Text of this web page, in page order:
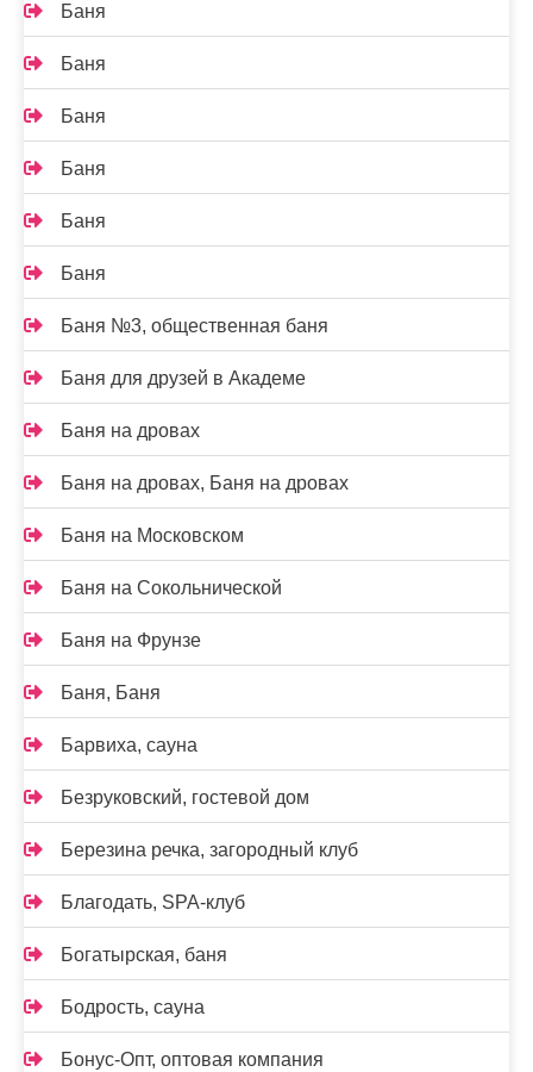
Баня
Баня
Баня
Баня
Баня
Баня
Баня №3, общественная баня
Баня для друзей в Академе
Баня на дровах
Баня на дровах, Баня на дровах
Баня на Московском
Баня на Сокольнической
Баня на Фрунзе
Баня, Баня
Барвиха, сауна
Безруковский, гостевой дом
Березина речка, загородный клуб
Благодать, SPA-клуб
Богатырская, баня
Бодрость, сауна
Бонус-Опт, оптовая компания